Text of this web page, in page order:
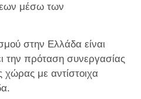
μέσω των
στην Ελλάδα είναι
την πρόταση συνεργασίας
με αντίστοιχα